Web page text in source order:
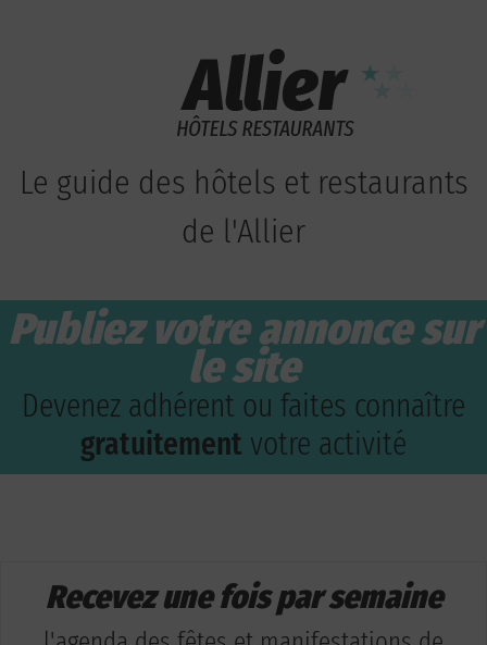
Le guide des hôtels et restaurants
de l'Allier
Publiez votre annonce sur
le site
Devenez adhérent ou faites connaître
gratuitement votre activité
Recevez une fois par semaine